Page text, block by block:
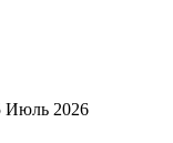
Июль 2026